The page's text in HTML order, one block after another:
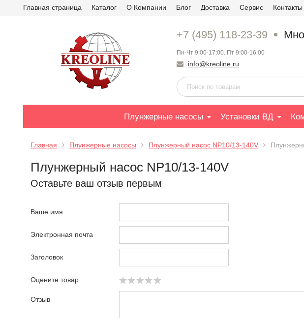
Главная страница Каталог О Компании Блог Доставка Сервис Контакты
+7 (495) 118-23-39
Пн-Чт 9:00-17:00. Пт 9:00-16:00
info@kreoline.ru
Плунжерные насосы Установки ВД
Главная Плунжерные насосы Плунжерный насос NP10/13-140V
Плунжерный насос NP10/13-140V
Оставьте ваш отзыв первым
Ваше имя
Электронная почта
Заголовок
Оцените товар
Отзыв